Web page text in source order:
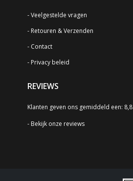
Veelgestelde vragen
Retouren & Verzenden
Contact
Privacy beleid
REVIEWS
Klanten geven ons gemiddeld een: 8,8
Bekijk onze reviews